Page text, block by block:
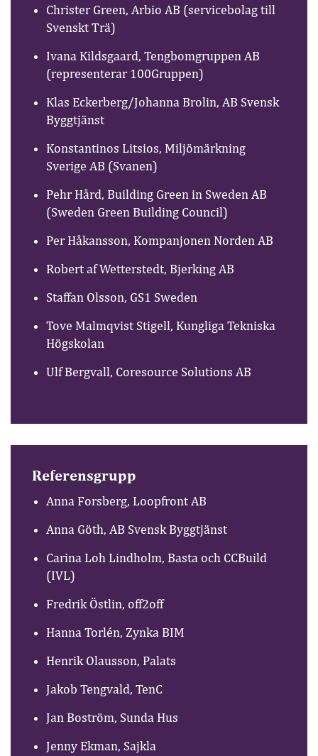
Christer Green, Arbio AB (servicebolag till
Svenskt Trä)
Ivana Kildsgaard, Tengbomgruppen AB
(representerar 100Gruppen)
Klas Eckerberg/Johanna Brolin, AB Svensk
Byggtjänst
Konstantinos Litsios, Miljömärkning
Sverige AB (Svanen)
Pehr Hård, Building Green in Sweden AB
(Sweden Green Building Council)
Per Håkansson, Kompanjonen Norden AB
Robert af Wetterstedt, Bjerking AB
Staffan Olsson, GS1 Sweden
Tove Malmqvist Stigell, Kungliga Tekniska
Högskolan
Ulf Bergvall, Coresource Solutions AB
Referensgrupp
Anna Forsberg, Loopfront AB
Anna Göth, AB Svensk Byggtjänst
Carina Loh Lindholm, Basta och CCBuild
(IVL)
Fredrik Östlin, off2off
Hanna Torlén, Zynka BIM
Henrik Olausson, Palats
Jakob Tengvald, TenC
Jan Boström, Sunda Hus
Jenny Ekman, Sajkla